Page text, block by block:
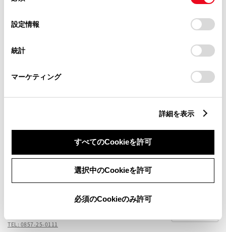
デバイスにすべてのCookie(クッキー)が保存されることに同
意したことになります。Cookie(クッキー)のオプトアウト、
設定の変更、同意を撤回したりするにあたっては、当社の
「Cookie（クッキー）情報の取り扱いについて
」をご覧くだ
設定情報
統計
マーケティング
詳細を表示
すべてのCookieを許可
選択中のCookieを許可
必須のCookieのみ許可
米子店
TEL:0859-33-8111
倉吉店
TEL:0858-27-6111
店舗詳細
境港店
TEL:0859-42-6111
TEL: 0857-25-0111